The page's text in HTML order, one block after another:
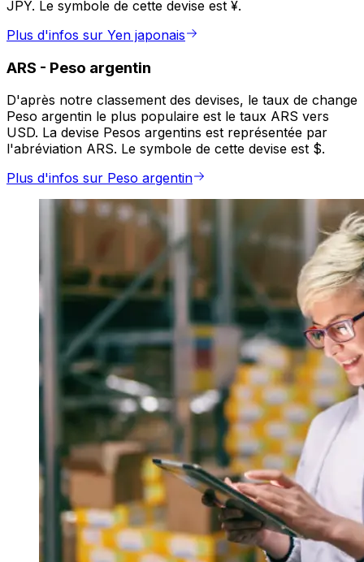
JPY. Le symbole de cette devise est ¥.
Plus d'infos sur Yen japonais
ARS - Peso argentin
D'après notre classement des devises, le taux de change
Peso argentin le plus populaire est le taux ARS vers
USD. La devise Pesos argentins est représentée par
l'abréviation ARS. Le symbole de cette devise est $.
Plus d'infos sur Peso argentin